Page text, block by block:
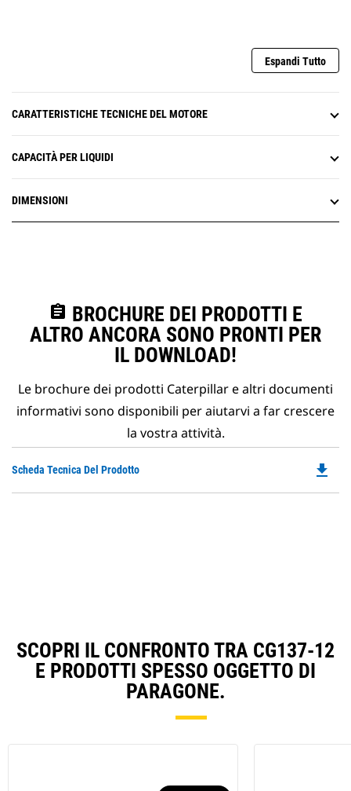
Espandi Tutto
CARATTERISTICHE TECNICHE DEL MOTORE
CAPACITÀ PER LIQUIDI
DIMENSIONI
assignment BROCHURE DEI PRODOTTI E
ALTRO ANCORA SONO PRONTI PER
IL DOWNLOAD!
Le brochure dei prodotti Caterpillar e altri documenti
informativi sono disponibili per aiutarvi a far crescere
la vostra attività.
Scheda Tecnica Del Prodotto file_download
SCOPRI IL CONFRONTO TRA CG137-12
E PRODOTTI SPESSO OGGETTO DI
PARAGONE.